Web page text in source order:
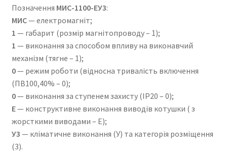
Позначення МИС-1100-ЕУ3:
МИС— електромагніт;
1 — габарит (розмір магнітопроводу – 1);
1 — виконання за способом впливу на виконавчий
механізм (тягне – 1);
0— режим роботи (відносна тривалість включення
(ПВ100,40% – 0);
0— виконання за ступенем захисту (IP20 – 0);
Е— конструктивне виконання виводів котушки ( з
жорсткими виводами – Е);
У3 — кліматичне виконання (У) та категорія розміщення
(3).